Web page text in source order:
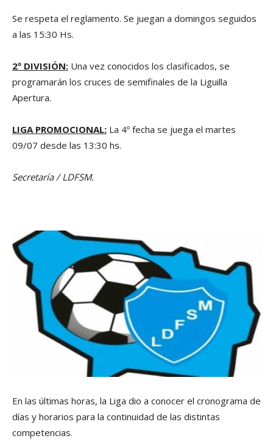
Se respeta el reglamento. Se juegan a domingos seguidos
a las 15:30 Hs.
2º DIVISIÓN: Una vez conocidos los clasificados, se
programarán los cruces de semifinales de la Liguilla
Apertura.
LIGA PROMOCIONAL: La 4º fecha se juega el martes
09/07 desde las 13:30 hs.
Secretaría / LDFSM.
En las últimas horas, la Liga dio a conocer el cronograma de
días y horarios para la continuidad de las distintas
competencias.